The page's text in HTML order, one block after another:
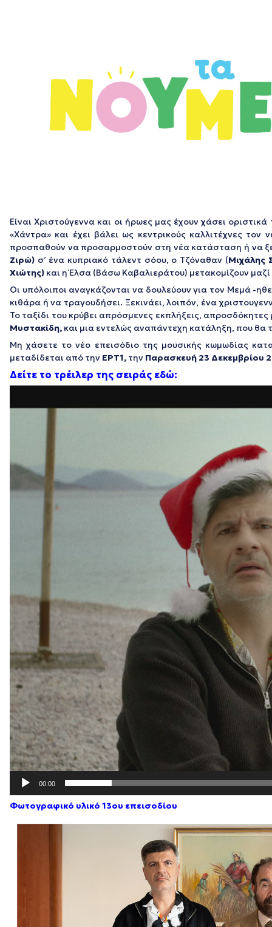
Είναι Χριστούγεννα και οι ήρωες μας έχουν χάσει
«Χάντρα» και έχει βάλει ως κεντρικούς καλλιτέχνες
προσπαθούν να προσαρμοστούν στη νέα κατάσταση ή να
Ζιρώ) σ’ ένα κυπριακό τάλεντ σόου, ο Τζόναθαν (Μιχάλης
Χιώτης) και η Έλσα (Βάσω Καβαλιεράτου) μετακομίζουν
Οι υπόλοιποι αναγκάζονται να δουλεύουν για τον Μεμά -
κιθάρα ή να τραγουδήσει. Ξεκινάει, λοιπόν, ένα
Το ταξίδι του κρύβει απρόσμενες εκπλήξεις,
Μυστακίδη, και μια εντελώς αναπάντεχη κατάληξη, που θα
Μη χάσετε το νέο επεισόδιο της μουσικής κωμωδίας
μεταδίδεται από την ΕΡΤ1, την Παρασκευή 23 Δεκεμβρίου
Δείτε το τρέιλερ της σειράς εδώ:
Βίντεο
00:00
Φωτογραφικό υλικό 13ου επεισοδίου